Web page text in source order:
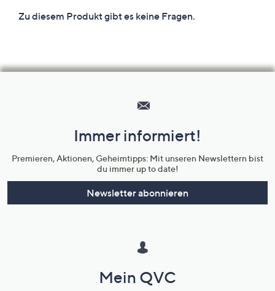
Unternehmensinformationen
Immer informiert!
Premieren, Aktionen, Geheimtipps: Mit unseren Newslettern bist
du immer up to date!
Newsletter abonnieren
Mein QVC